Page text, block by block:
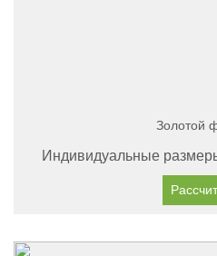
Золотой
Индивидуальные